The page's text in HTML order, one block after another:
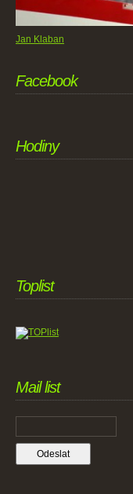
Jan Klaban
Facebook
Hodiny
Toplist
Mail list